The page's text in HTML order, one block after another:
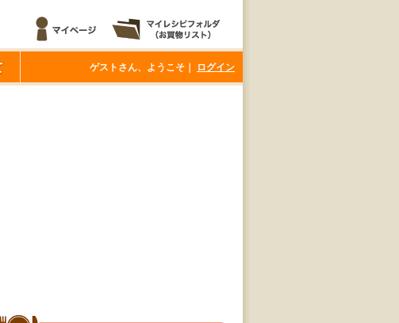
ゲストさん、ようこそ｜ ログイン